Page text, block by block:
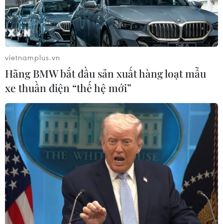
Đại sứ quán Việt Nam tại Bỉ tổ chức kỷ
niệm Ngày Báo chí Cách mạng
20/06/2022 00:30
Các phóng viên thường trú của Việt Nam tại nước ngoài
chính là cầu nối thông tin đối ngoại, cung cấp thông tin
từ nước sở tại cũng như giúp người dân Việt Nam tại
vietnamplus.vn
Hãng BMW bắt đầu sản xuất hàng loạt mẫu
xe thuần điện “thế hệ mới”